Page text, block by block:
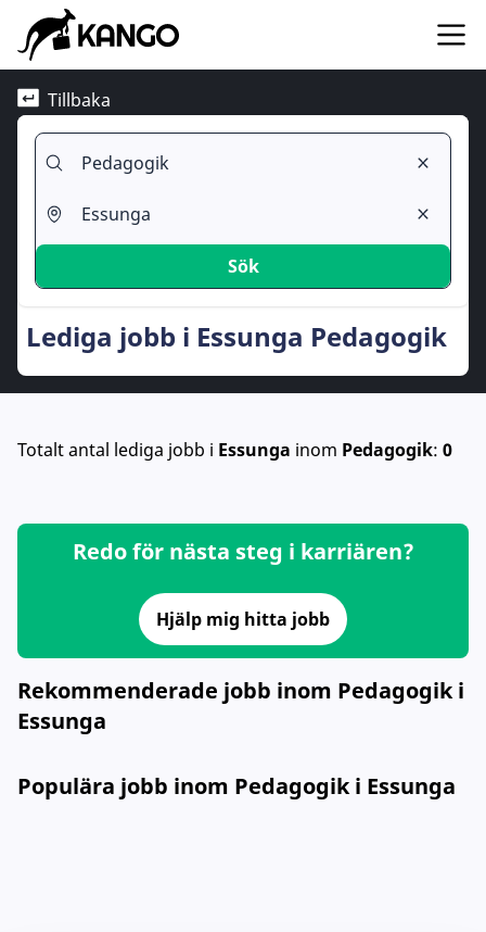
Tillbaka
Sök
Lediga jobb i Essunga Pedagogik
Totalt antal lediga jobb i Essunga inom Pedagogik: 0
Redo för nästa steg i karriären?
Hjälp mig hitta jobb
Rekommenderade jobb inom Pedagogik i
Essunga
Populära jobb inom Pedagogik i Essunga